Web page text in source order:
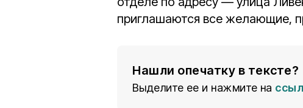
приглашаются все желающие,
Нашли опечатку в тексте?
Выделите ее и нажмите на